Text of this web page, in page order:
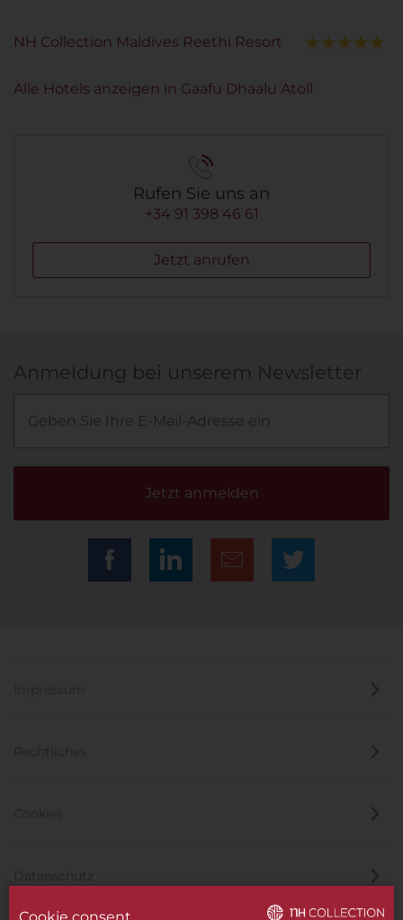
NH Collection Maldives Reethi Resort
Alle Hotels anzeigen in Gaafu Dhaalu Atoll
Rufen Sie uns an
+34 91 398 46 61
Jetzt anrufen
Anmeldung bei unserem Newsletter
Jetzt anmelden
Datenschutz
Cookie consent